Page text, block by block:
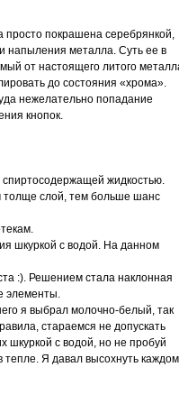
покрашена серебрянкой,
напыления металла. Суть ее в
от настоящего литого
до состояния «хрома».
нежелательно попадание
кнопок.
спиртосодержащей жидкостью.
толще слой, тем больше шанс
шкуркой с водой. На данном
:). Решением стала наклонная
элементы.
я выбрал молочно-белый, так
стараемся не допускать
шкуркой с водой, но не пробуй
Я давал высохнуть